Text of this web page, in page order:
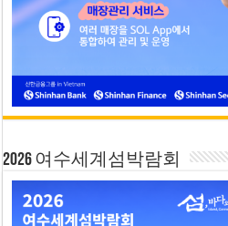
2026 여수세계섬박람회